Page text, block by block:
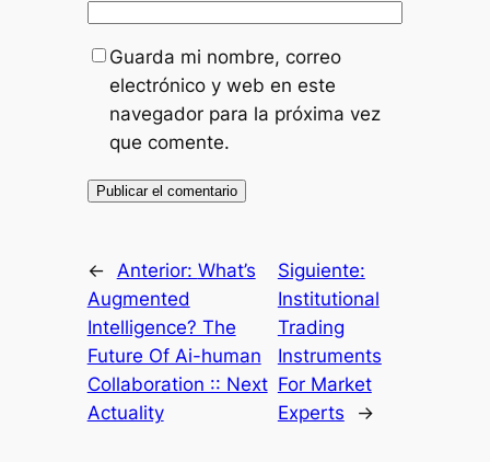
Guarda mi nombre, correo
electrónico y web en este
navegador para la próxima vez
que comente.
← Anterior: What’s
Augmented
Intelligence? The
Future Of Ai-human
Collaboration :: Next
Actuality
Siguiente:
Institutional
Trading
Instruments
For Market
Experts
→